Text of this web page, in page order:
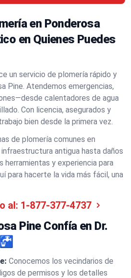
en Ponderosa
en Quienes Puedes
un servicio de plomería rápido y
Pine. Atendemos emergencias,
calentadores de agua
Con licencia, asegurados y
bien desde la primera vez.
de plomería comunes en
antigua hasta daños
y experiencia para
para hacerte la vida más fácil, una
al: 1-877-377-4737
Pine Confía en Dr.
Conocemos los vecindarios de
de permisos y los detalles